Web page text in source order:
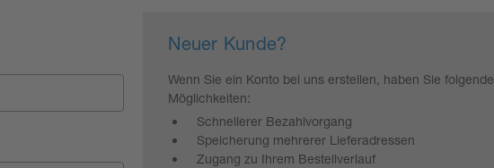
Neuer Kunde?
Wenn Sie ein Konto bei uns erstellen, haben Sie folgende
Möglichkeiten:
Schnellerer Bezahlvorgang
Speicherung mehrerer Lieferadressen
Zugang zu Ihrem Bestellverlauf